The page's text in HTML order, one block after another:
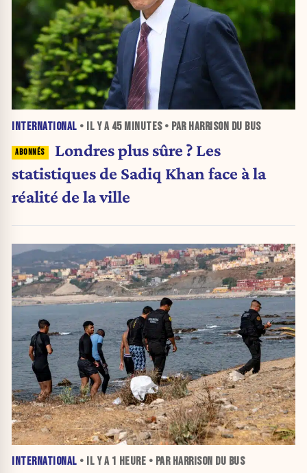
INTERNATIONAL • IL Y A 45 MINUTES• PAR HARRISON DU BUS
Londres plus sûre ? Les
statistiques de Sadiq Khan face à la
réalité de la ville
INTERNATIONAL • IL Y A 1 HEURE • PAR HARRISON DU BUS